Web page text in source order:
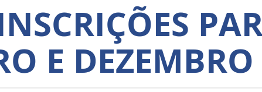
E DEZEMBRO